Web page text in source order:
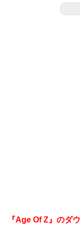
『Age Of Z』のダ